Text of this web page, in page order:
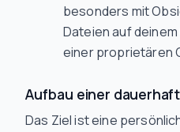
besonders mit
Dateien auf
einer proprietären
Aufbau einer
Das Ziel ist eine